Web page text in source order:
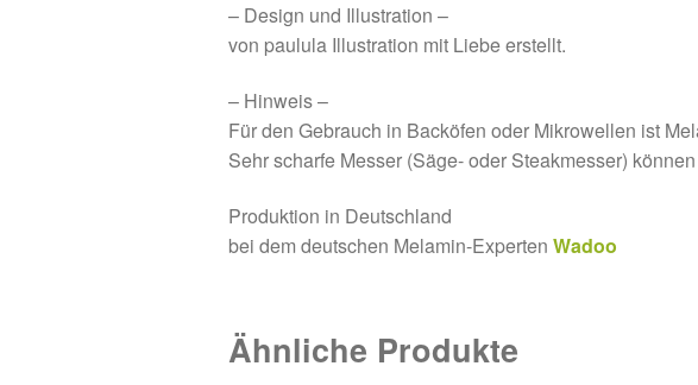
– Design und Illustration –
von paulula Illustration mit Liebe erstellt.
– Hinweis –
Für den Gebrauch in Backöfen oder Mikrowellen ist
Sehr scharfe Messer (Säge- oder Steakmesser)
Produktion in Deutschland
bei dem deutschen Melamin-Experten Wadoo
Ähnliche Produkte